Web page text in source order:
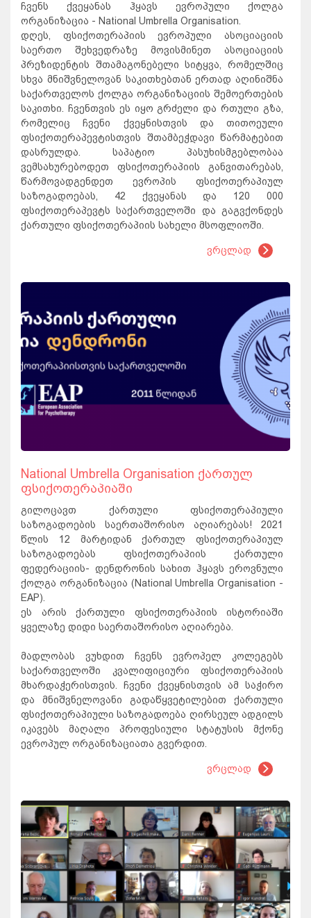
ჩვენს ქვეყანას ჰყავს ევროპული ქოლგა
ორგანიზაცია - National Umbrella Organisation.
დღეს, ფსიქოთერაპიის ევროპული ასოციაციის
საერთო შეხვედრაზე მოვისმინეთ ასოციაციის
პრეზიდენტის შთამაგონებელი სიტყვა, რომელშიც
სხვა მნიშვნელოვან საკითხებთან ერთად აღინიშნა
საქართველოს ქოლგა ორგანიზაციის შემოერთების
საკითხი. ჩვენთვის ეს იყო გრძელი და რთული გზა,
რომელიც ჩვენი ქვეყნისთვის და თითოეული
ფსიქოთერაპევტისთვის შთამბეჭდავი წარმატებით
დასრულდა. საპატიო პასუხისმგებლობაა
ვემსახურებოდეთ ფსიქოთერაპიის განვითარებას,
წარმოვადგენდეთ ევროპის ფსიქოთერაპიულ
საზოგადოებას, 42 ქვეყანას და 120 000
ფსიქოთერაპევტს საქართველოში და გაგვქონდეს
ქართული ფსიქოთერაპიის სახელი მსოფლიოში.
ვრცლად
National Umbrella Organisation ქართულ
ფსიქოთერაპიაში
გილოცავთ ქართული ფსიქოთერაპიული
საზოგადოების საერთაშორისო აღიარებას! 2021
წლის 12 მარტიდან ქართულ ფსიქოთერაპიულ
საზოგადოებას ფსიქოთერაპიის ქართული
ფედერაციის- დენდრონის სახით ჰყავს ეროვნული
ქოლგა ორგანიზაცია (National Umbrella Organisation -
EAP).
ეს არის ქართული ფსიქოთერაპიის ისტორიაში
ყველაზე დიდი საერთაშორისო აღიარება.
მადლობას ვუხდით ჩვენს ევროპელ კოლეგებს
საქართველოში კვალიფიციური ფსიქოთერაპიის
მხარდაჭერისთვის. ჩვენი ქვეყნისთვის ამ საჭირო
და მნიშვნელოვანი გადაწყვეტილებით ქართული
ფსიქოთერაპიული საზოგადოება ღირსეულ ადგილს
იკავებს მაღალი პროფესიული სტატუსის მქონე
ევროპულ ორგანიზაციათა გვერდით.
ვრცლად